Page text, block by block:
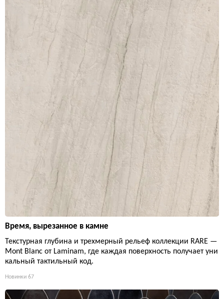
Время, вырезанное в камне
Текстурная глубина и трехмерный рельеф коллекции RARE —
Mont Blanc от Laminam, где каждая поверхность получает уни
кальный тактильный код.
Новинки 67